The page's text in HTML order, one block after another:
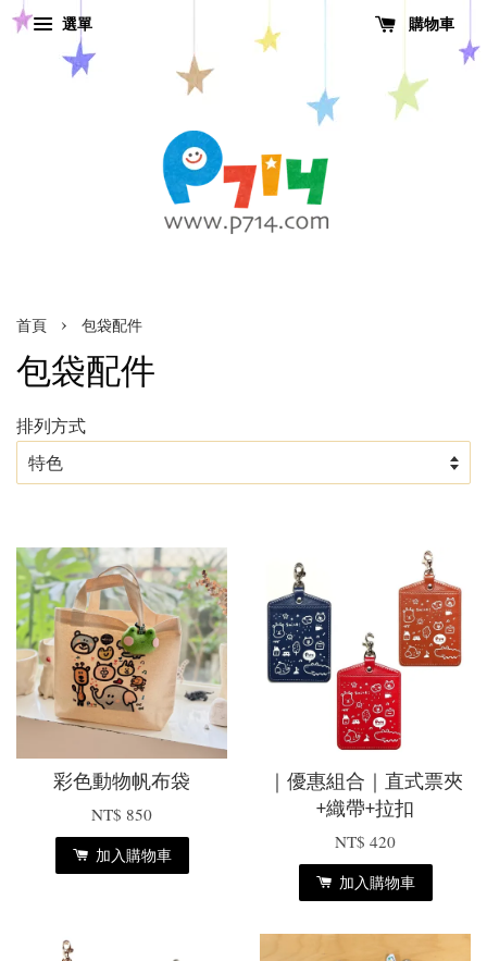
選單 購物車
首頁 › 包袋配件
包袋配件
排列方式
彩色動物帆布袋
NT$ 850
加入購物車
｜優惠組合｜直式票夾
+織帶+拉扣
NT$ 420
加入購物車